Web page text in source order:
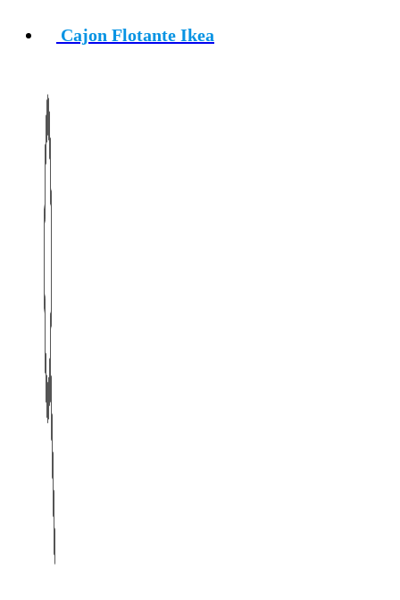
Cajon Flotante Ikea